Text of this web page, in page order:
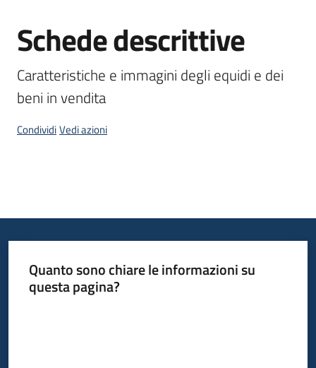
Atti
Bandi
Piani
Programmi
Progetti
Salta al contenuto
Schede descrittive
Caratteristiche e immagini degli equidi e dei
beni in vendita
CondividiVedi azioni
Quanto sono chiare le informazioni su
questa pagina?